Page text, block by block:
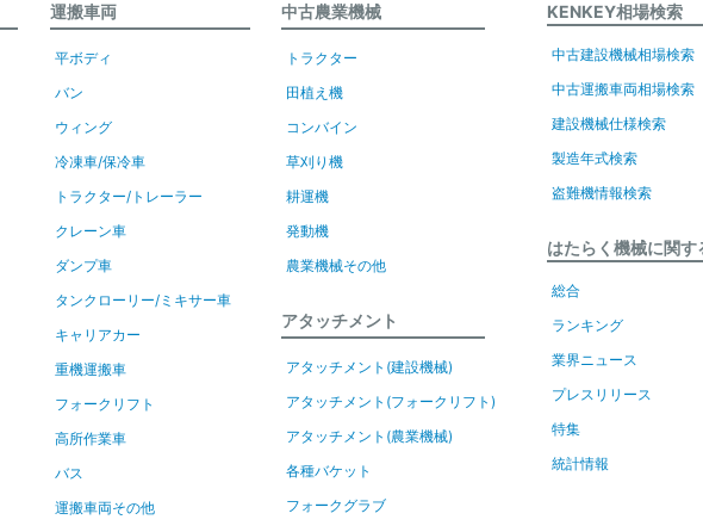
運搬車両
平ボディ
バン
ウィング
冷凍車/保冷車
トラクター/トレーラー
クレーン車
ダンプ車
タンクローリー/ミキサー車
キャリアカー
重機運搬車
フォークリフト
高所作業車
バス
運搬車両その他
中古農業機械
トラクター
田植え機
コンバイン
草刈り機
耕運機
発動機
農業機械その他
アタッチメント
アタッチメント(建設機械)
アタッチメント(フォークリフト)
アタッチメント(農業機械)
各種バケット
フォークグラブ
KENKEY相場検索
中古建設機械相場検索
中古運搬車両相場検索
建設機械仕様検索
製造年式検索
盗難機情報検索
はたらく機械に関す
総合
ランキング
業界ニュース
プレスリリース
特集
統計情報